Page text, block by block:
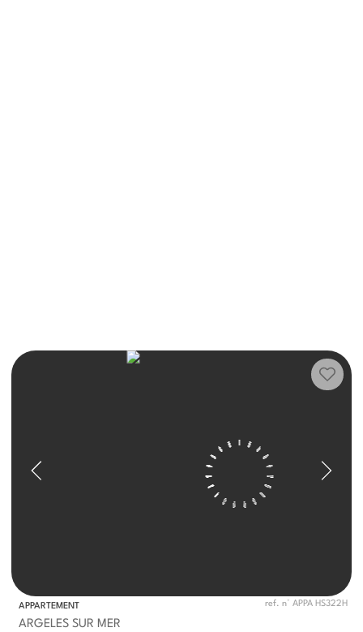
APPARTEMENT ref. n° APPA HS322H
ARGELES SUR MER